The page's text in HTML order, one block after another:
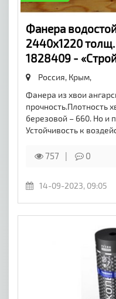
Фанера
2440х1220
1828409 -
Россия, Крым,
Фанера из хвои
прочность.Плотность
березовой – 660. Но и
Устойчивость к
757 0
14-09-2023, 09:05